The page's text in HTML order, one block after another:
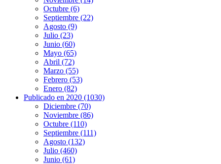
Octubre (6)
Septiembre (22)
Agosto (9)
Julio (23)
Junio (60)
Mayo (65)
Abril (72)
Marzo (55)
Febrero (53)
Enero (82)
Publicado en 2020 (1030)
Diciembre (70)
Noviembre (86)
Octubre (110)
Septiembre (111)
Agosto (132)
Julio (460)
Junio (61)